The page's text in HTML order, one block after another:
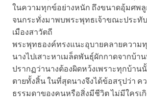
ในความทุกข์อย่างหนัก ถึงขนาดอุ้มศพ
จนกระทั่งมาพบพระพุทธเจ้าขณะประทั
เมืองสาวัตถี
พระพุทธองค์ทรงแนะอุบายคลายความ
นางไปเสาะหาเมล็ดพันธุ์ผักกาดจากบ้า
ปรากฏว่านางต้องผิดหว้งเพราะทุกบ้า
ตายทั้งสิ้น ในที่สุดนางจึงได้ข้อสรุปว่า คว
ธรรมดาของคนหรือสิ่งมีชีวิต ไม่มีใครเ